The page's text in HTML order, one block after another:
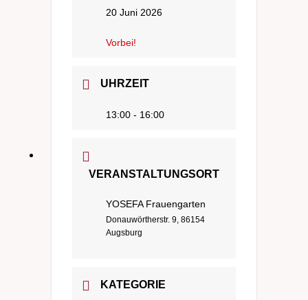
GASWERK
DIE MOBILE
I CARE FOR YOU
EVENTS & TREFFEN
20 Juni 2026
Vorbei!
UHRZEIT
13:00 - 16:00
VERANSTALTUNGSORT
YOSEFA Frauengarten
Donauwörtherstr. 9, 86154
Augsburg
KATEGORIE